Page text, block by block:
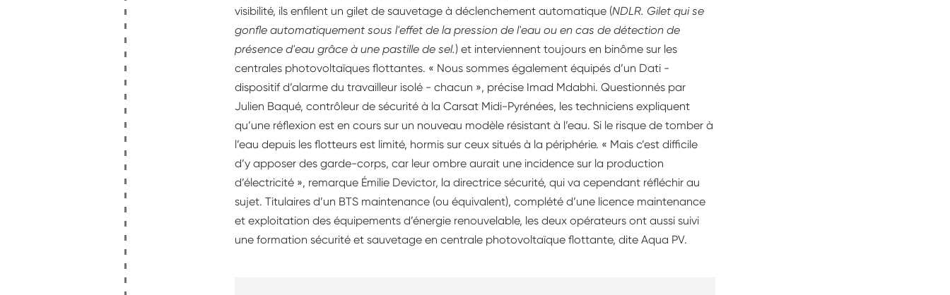
visibilité, ils enfilent un gilet de sauvetage à déclenchement automatique (NDLR. Gilet qui se
gonfle automatiquement sous l'effet de la pression de l'eau ou en cas de détection de
présence d'eau grâce à une pastille de sel.) et interviennent toujours en binôme sur les
centrales photovoltaïques flottantes. « Nous sommes également équipés d’un Dati -
dispositif d’alarme du travailleur isolé - chacun », précise Imad Mdabhi. Questionnés par
Julien Baqué, contrôleur de sécurité à la Carsat Midi-Pyrénées, les techniciens expliquent
qu’une réflexion est en cours sur un nouveau modèle résistant à l’eau. Si le risque de tomber à
l’eau depuis les flotteurs est limité, hormis sur ceux situés à la périphérie. « Mais c’est difficile
d’y apposer des garde-corps, car leur ombre aurait une incidence sur la production
d’électricité », remarque Émilie Devictor, la directrice sécurité, qui va cependant réfléchir au
sujet. Titulaires d’un BTS maintenance (ou équivalent), complété d’une licence maintenance
et exploitation des équipements d’énergie renouvelable, les deux opérateurs ont aussi suivi
une formation sécurité et sauvetage en centrale photovoltaïque flottante, dite Aqua PV.